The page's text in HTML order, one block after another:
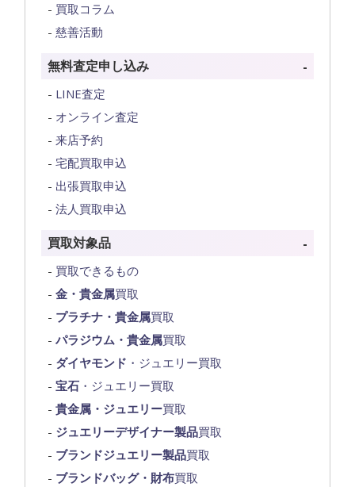
買取コラム
慈善活動
無料査定申し込み
LINE査定
オンライン査定
来店予約
宅配買取申込
出張買取申込
法人買取申込
買取対象品
買取できるもの
金・貴金属買取
プラチナ・貴金属買取
パラジウム・貴金属買取
ダイヤモンド ・ジュエリー買取
宝石 ・ジュエリー買取
貴金属・ジュエリー買取
ジュエリーデザイナー製品買取
ブランドジュエリー製品買取
ブランドバッグ・財布買取